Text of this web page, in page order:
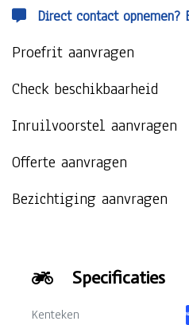
Direct contact opnemen?
Proefrit aanvragen
Check beschikbaarheid
Inruilvoorstel aanvragen
Offerte aanvragen
Bezichtiging aanvragen
Specificaties
Kenteken NL